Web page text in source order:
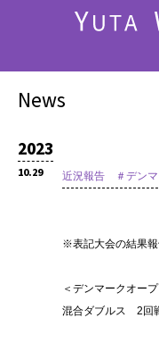
News
2023
10.29 近況報告 ＃デンマ
※表記大会の結果
＜デンマークオープ
混合ダブルス 2回